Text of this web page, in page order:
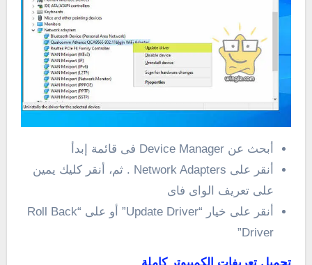
أبحث عن Device Manager فى قائمة إبدأ
أنقر على Network Adapters . ثم، أنقر كليك يمين
على تعريف الواى فاى
أنقر على خيار “Update Driver” أو على “Roll Back
Driver”
تحميل تعريفات الكمبيوتر كاملة